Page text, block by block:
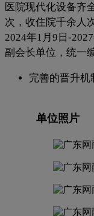
医院现代化设备齐
次，收住院千余人
2024年1月9日-
副会长单位，统一
完善的晋升机
单位照片